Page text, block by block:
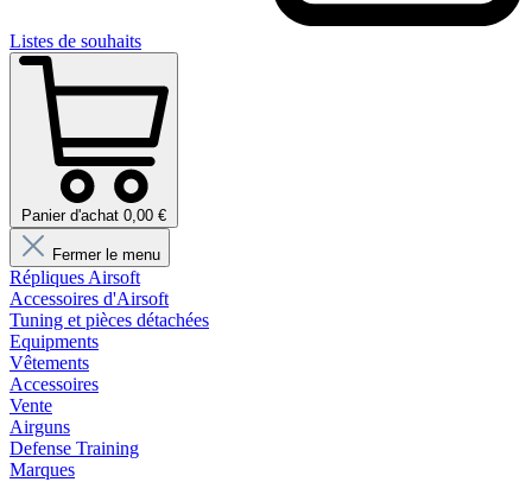
Listes de souhaits
Panier d'achat 0,00 €
Fermer le menu
Répliques Airsoft
Accessoires d'Airsoft
Tuning et pièces détachées
Equipments
Vêtements
Accessoires
Vente
Airguns
Defense Training
Marques